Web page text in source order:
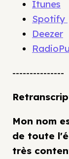
Itunes
Spotify
Deezer
---------------
Mon nom
de toute
très